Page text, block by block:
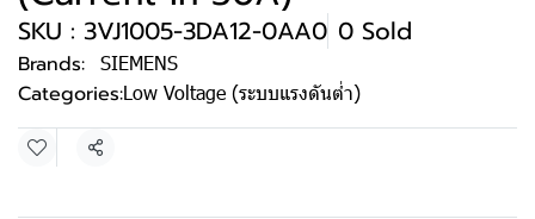
SKU : 3VJ1005-3DA12-0AA0 0 Sold
Brands: SIEMENS
Categories:Low Voltage (ระบบแรงดันต่ำ)
Share